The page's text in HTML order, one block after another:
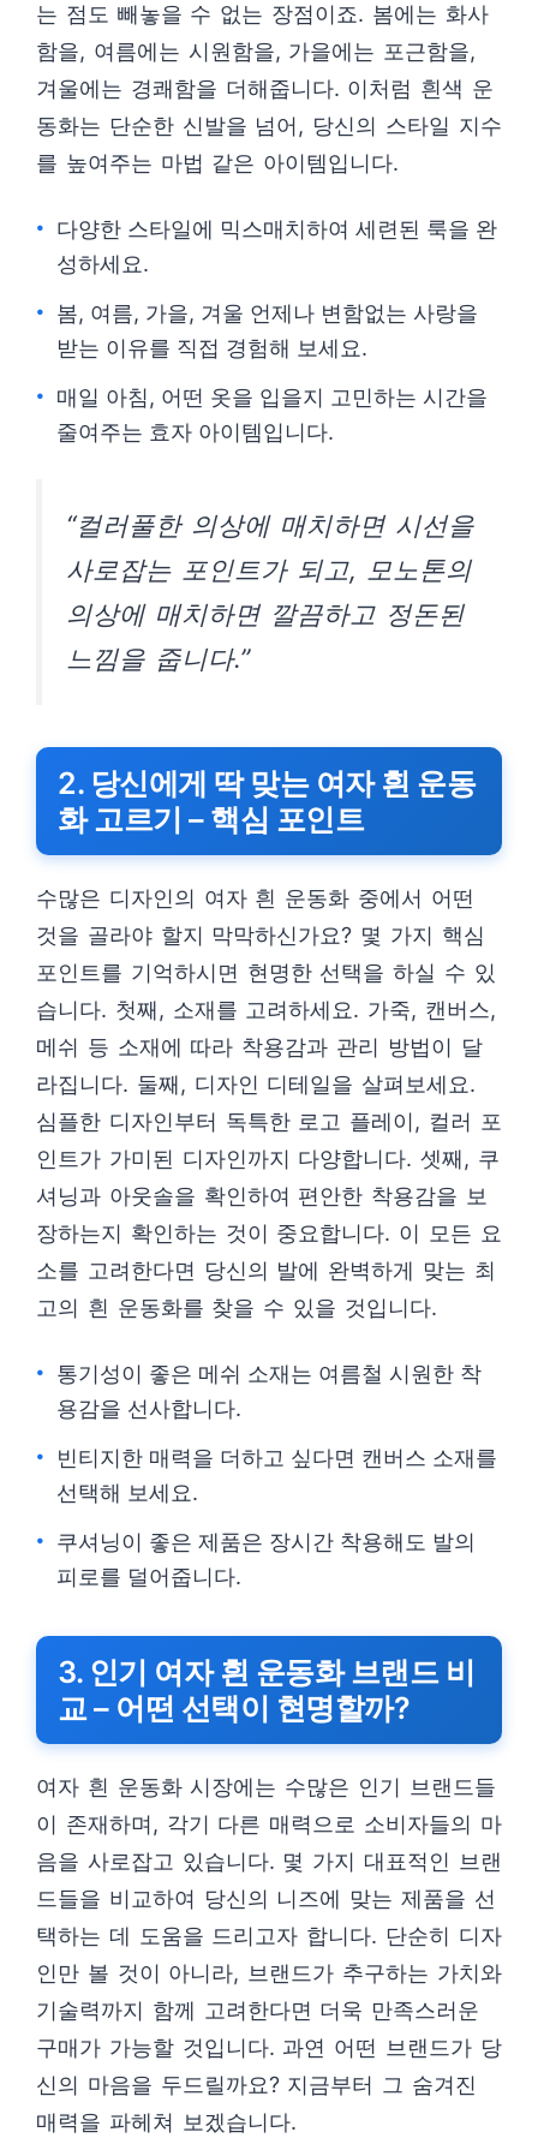
는 점도 빼놓을 수 없는 장점이죠. 봄에는 화사
함을, 여름에는 시원함을, 가을에는 포근함을,
겨울에는 경쾌함을 더해줍니다. 이처럼 흰색 운
동화는 단순한 신발을 넘어, 당신의 스타일 지수
를 높여주는 마법 같은 아이템입니다.
다양한 스타일에 믹스매치하여 세련된 룩을 완
성하세요.
봄, 여름, 가을, 겨울 언제나 변함없는 사랑을
받는 이유를 직접 경험해 보세요.
매일 아침, 어떤 옷을 입을지 고민하는 시간을
줄여주는 효자 아이템입니다.
“컬러풀한 의상에 매치하면 시선을
사로잡는 포인트가 되고, 모노톤의
의상에 매치하면 깔끔하고 정돈된
느낌을 줍니다.”
2. 당신에게 딱 맞는 여자 흰 운동
화 고르기 – 핵심 포인트
수많은 디자인의 여자 흰 운동화 중에서 어떤
것을 골라야 할지 막막하신가요? 몇 가지 핵심
포인트를 기억하시면 현명한 선택을 하실 수 있
습니다. 첫째, 소재를 고려하세요. 가죽, 캔버스,
메쉬 등 소재에 따라 착용감과 관리 방법이 달
라집니다. 둘째, 디자인 디테일을 살펴보세요.
심플한 디자인부터 독특한 로고 플레이, 컬러 포
인트가 가미된 디자인까지 다양합니다. 셋째, 쿠
셔닝과 아웃솔을 확인하여 편안한 착용감을 보
장하는지 확인하는 것이 중요합니다. 이 모든 요
소를 고려한다면 당신의 발에 완벽하게 맞는 최
고의 흰 운동화를 찾을 수 있을 것입니다.
통기성이 좋은 메쉬 소재는 여름철 시원한 착
용감을 선사합니다.
빈티지한 매력을 더하고 싶다면 캔버스 소재를
선택해 보세요.
쿠셔닝이 좋은 제품은 장시간 착용해도 발의
피로를 덜어줍니다.
3. 인기 여자 흰 운동화 브랜드 비
교 – 어떤 선택이 현명할까?
여자 흰 운동화 시장에는 수많은 인기 브랜드들
이 존재하며, 각기 다른 매력으로 소비자들의 마
음을 사로잡고 있습니다. 몇 가지 대표적인 브랜
드들을 비교하여 당신의 니즈에 맞는 제품을 선
택하는 데 도움을 드리고자 합니다. 단순히 디자
인만 볼 것이 아니라, 브랜드가 추구하는 가치와
기술력까지 함께 고려한다면 더욱 만족스러운
구매가 가능할 것입니다. 과연 어떤 브랜드가 당
신의 마음을 두드릴까요? 지금부터 그 숨겨진
매력을 파헤쳐 보겠습니다.